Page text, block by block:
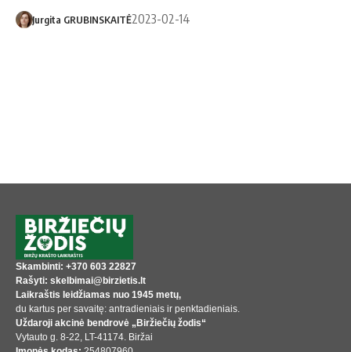
Jurgita GRUBINSKAITĖ2023-02-14
Skambinti: +370 603 22827
Rašyti: skelbimai@birzietis.lt
Laikraštis leidžiamas nuo 1945 metų,
du kartus per savaitę: antradieniais ir penktadieniais.
Uždaroji akcinė bendrovė „Biržiečių žodis“
Vytauto g. 8-22, LT-41174. Biržai